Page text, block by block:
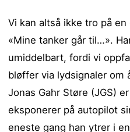
Vi kan altså ikke tro på
«Mine tanker går til…».
umiddelbart, fordi vi
bløffer via lydsignaler om
Jonas Gahr Støre (JGS)
eksponerer på autopilot
eneste gang han ytrer i